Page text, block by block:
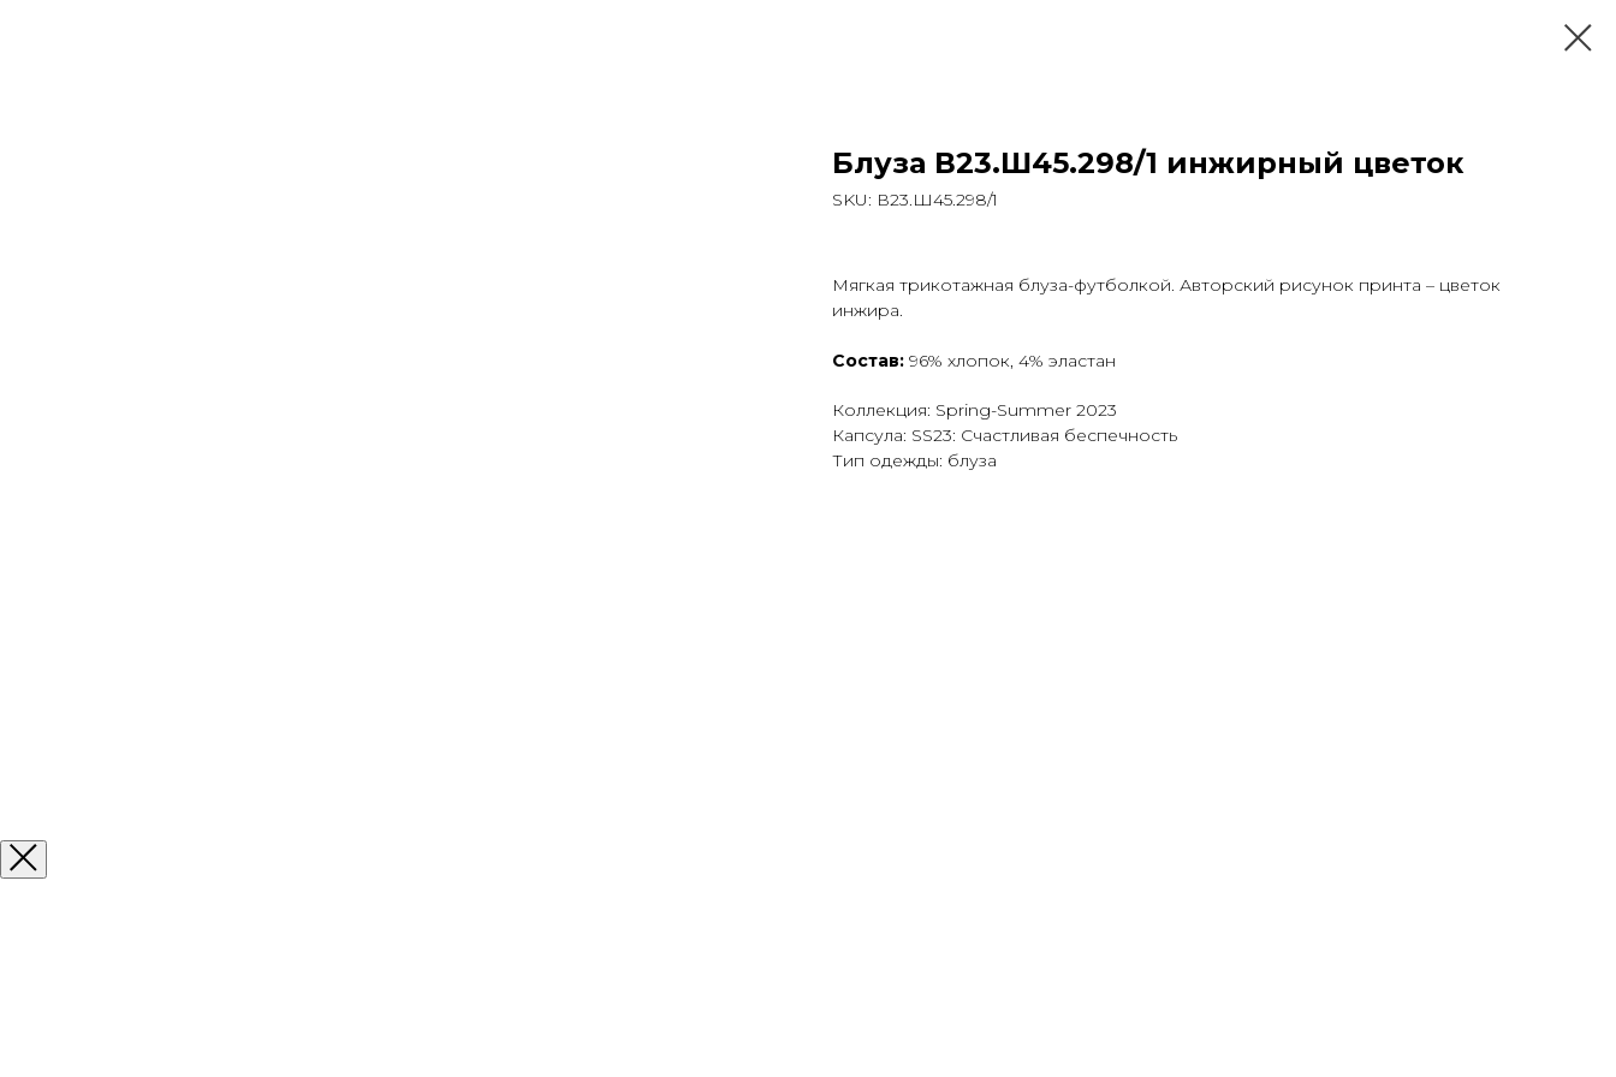
Блуза В23.Ш45.298/1 инжирный цветок
SKU: В23.Ш45.298/1
Мягкая трикотажная блуза-футболкой. Авторский рисунок принта – цветок
инжира.
Состав: 96% хлопок, 4% эластан
Коллекция: Spring-Summer 2023
Капсула: SS23: Счастливая беспечность
Тип одежды: блуза